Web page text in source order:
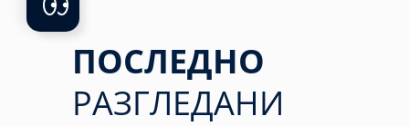
ПОСЛЕДНО
РАЗГЛЕДАНИ